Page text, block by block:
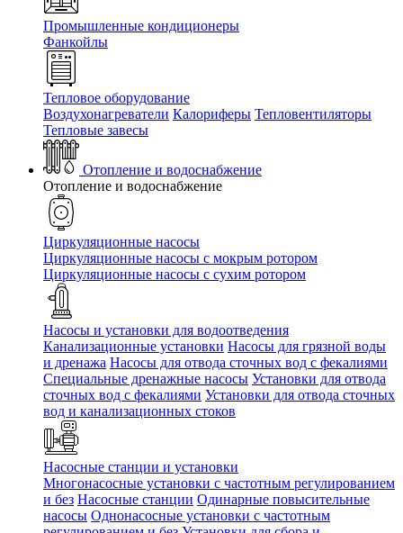
Промышленные кондиционеры
Фанкойлы
Тепловое оборудование
Воздухонагреватели Калориферы Тепловентиляторы
Тепловые завесы
Отопление и водоснабжение
Отопление и водоснабжение
Циркуляционные насосы
Циркуляционные насосы с мокрым ротором
Циркуляционные насосы с сухим ротором
Насосы и установки для водоотведения
Канализационные установки Насосы для грязной воды
и дренажа Насосы для отвода сточных вод c фекалиями
Специальные дренажные насосы Установки для отвода
сточных вод c фекалиями Установки для отвода сточных
вод и канализационных стоков
Насосные станции и установки
Многонасосные установки с частотным регулированием
и без Насосные станции Одинарные повысительные
насосы Однонасосные установки с частотным